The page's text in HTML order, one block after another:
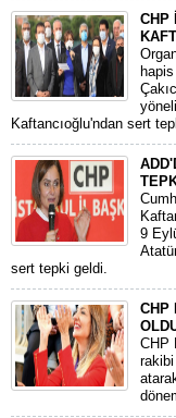
CHP
Kaftancıoğlu'ndan sert
9
sert tepki geldi.
CHP
CHP